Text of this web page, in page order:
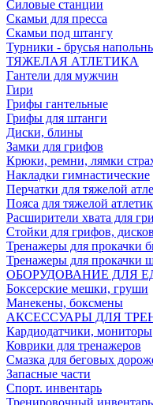
Силовые станции
Скамьи для пресса
Скамьи под штангу
Турники - брусья
ТЯЖЕЛАЯ АТЛЕТИКА
Гантели для мужчин
Гири
Грифы гантельные
Грифы для штанги
Диски, блины
Замки для грифов
Крюки, ремни, лямки
Накладки гимнастические
Перчатки для тяжелой
Пояса для тяжелой
Расширители хвата для
Стойки для грифов,
Тренажеры для прокачки
Тренажеры для прокачки
ОБОРУДОВАНИЕ ДЛЯ
Боксерские мешки, груши
Манекены, боксмены
АКСЕССУАРЫ ДЛЯ
Кардиодатчики, мониторы
Коврики для тренажеров
Смазка для беговых
Запасные части
Спорт. инвентарь
Тренировочный инвентарь